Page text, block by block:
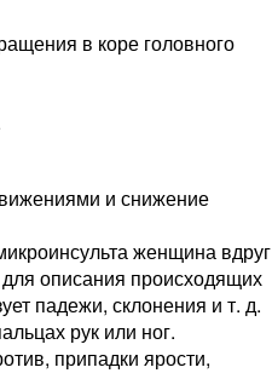
в коре головного
и снижение
женщина вдруг
описания происходящих
падежи, склонения и т. д.
рук или ног.
припадки ярости,